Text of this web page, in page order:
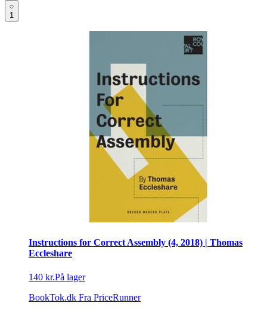
1
Instructions for Correct Assembly (4, 2018) | Thomas
Eccleshare
140 kr.På lager
BookTok.dk Fra PriceRunner